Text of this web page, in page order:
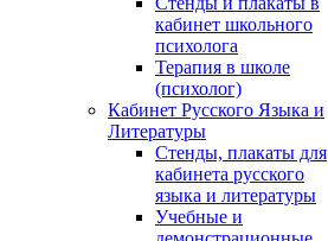
кабинет школьного
психолога
Терапия в школе
(психолог)
Кабинет Русского Языка и
Литературы
Стенды, плакаты для
кабинета русского
языка и литературы
Учебные и